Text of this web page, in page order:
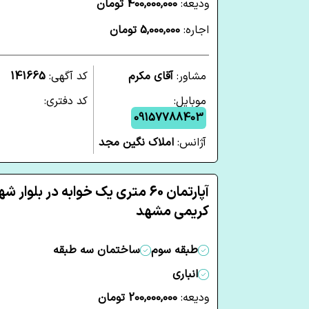
ودیعه: 400,000,000 تومان
اجاره: 5,000,000 تومان
مشاور:آقای مکرم
موبایل:
09157788403
آژانس: املاک نگین مجد
کد آگهی: 141665
کد دفتری:
آپارتمان 60 متری یک خوابه در بلوار
کریمی مشهد
طبقه سوم
ساختمان سه طبقه
انباری
ودیعه: 200,000,000 تومان